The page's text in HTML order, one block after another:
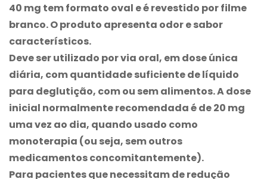
40 mg tem formato oval e é revestido por filme
branco. O produto apresenta odor e sabor
característicos.
Deve ser utilizado por via oral, em dose única
diária, com quantidade suficiente de líquido
para deglutição, com ou sem alimentos. A dose
inicial normalmente recomendada é de 20 mg
uma vez ao dia, quando usado como
monoterapia (ou seja, sem outros
medicamentos concomitantemente).
Para pacientes que necessitam de redução